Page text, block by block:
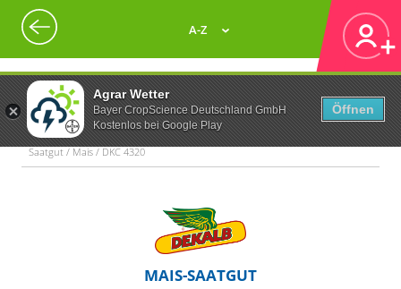
Agrar Wetter
Bayer CropScience Deutschland GmbH
Kostenlos bei Google Play
Öffnen
A-Z
Saatgut / Mais / DKC 4320
MAIS-SAATGUT